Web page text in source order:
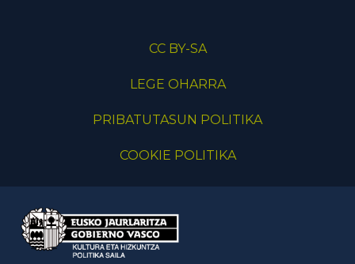
CC BY-SA
LEGE OHARRA
PRIBATUTASUN POLITIKA
COOKIE POLITIKA